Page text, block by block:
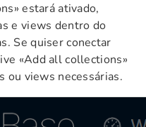
estará ativado,
e views dentro do
Se quiser conectar
«Add all collections»
ou views necessárias.